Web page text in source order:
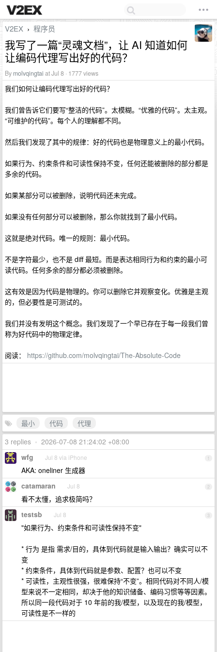
V2EX › 程序员
我写了一篇“灵魂文档”，让 AI 知道如何
让编码代理写出好的代码？
By molvqingtai at Jul 8 · 1777 views
我们如何让编码代理写出好的代码？
我们曾告诉它们要写“整洁的代码”。太模糊。“优雅的代码”。太主观。
“可维护的代码”。每个人的理解都不同。
然后我们发现了其中的规律：好的代码也是物理意义上的最小代码。
如果行为、约束条件和可读性保持不变，任何还能被删除的部分都是
多余的代码。
如果某部分可以被删除，说明代码还未完成。
如果没有任何部分可以被删除，那么你就找到了最小代码。
这就是绝对代码。唯一的规则：最小代码。
不是字符最少，也不是 diff 最短。而是表达相同行为和约束的最小可
读代码。任何多余的部分都必须被删除。
这有效是因为代码是物理的。你可以删除它并观察变化。优雅是主观
的，但必要性是可测试的。
我们并没有发明这个概念。我们发现了一个早已存在于每一段我们曾
称为好代码中的物理定律。
阅读： https://github.com/molvqingtai/The-Absolute-Code
最小 代码
代理
3 replies • 2026-07-08 21:24:02 +08:00
1
wfg Jul 8 via iPhone
AKA: oneliner 生成器
2
catamaran Jul 8
看不太懂，追求极简吗？
3
testsb Jul 8
"如果行为、约束条件和可读性保持不变"
* 行为 是指 需求/目的，具体到代码就是输入输出？确实可以不
变
* 约束条件，具体到代码就是参数、配置？也可以不变
* 可读性，主观性很强，很难保持“不变”。相同代码对不同人/模
型来说不一定相同，却决于他的知识储备、编码习惯等等因素。
所以同一段代码对于 10 年前的我/模型，以及现在的我/模型，
可读性是不一样的